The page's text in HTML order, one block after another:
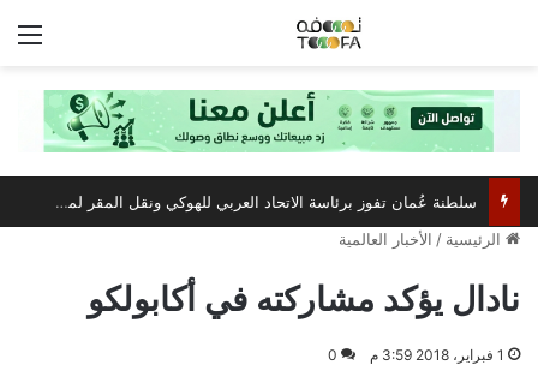
سلطنة عُمان تفوز برئاسة الاتحاد العربي للهوكي ونقل المقر لمسقط
الرئيسية / الأخبار العالمية
نادال يؤكد مشاركته في أكابولكو
1 فبراير، 2018 3:59 م 0